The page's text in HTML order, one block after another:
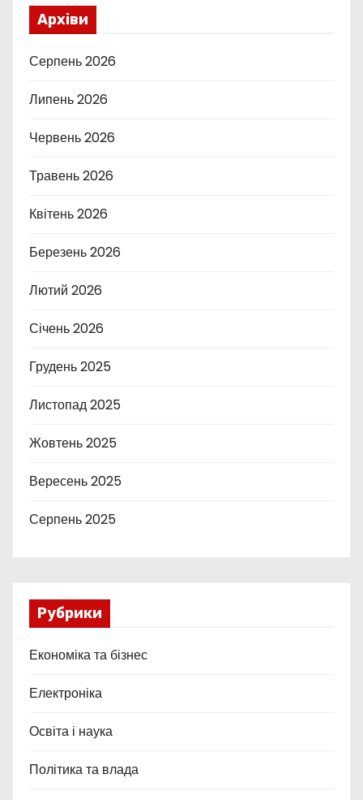
Архіви
Серпень 2026
Липень 2026
Червень 2026
Травень 2026
Квітень 2026
Березень 2026
Лютий 2026
Січень 2026
Грудень 2025
Листопад 2025
Жовтень 2025
Вересень 2025
Серпень 2025
Рубрики
Економіка та бізнес
Електроніка
Освіта і наука
Політика та влада